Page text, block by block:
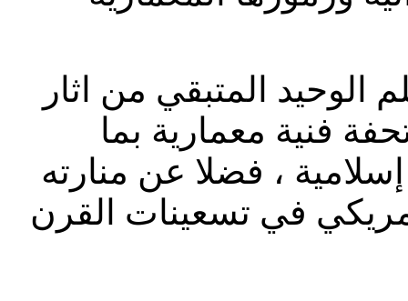
المتبقي من اثار
فنية معمارية بما
، فضلا عن منارته
في تسعينات القرن